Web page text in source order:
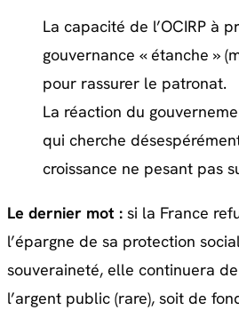
La capacité de l’OCIRP à
gouvernance « étanche »
pour rassurer le patronat.
La réaction du
qui cherche
croissance ne pesant pas
Le dernier mot : si la France
l’épargne de sa protection
souveraineté, elle continuera
l’argent public (rare), soit de